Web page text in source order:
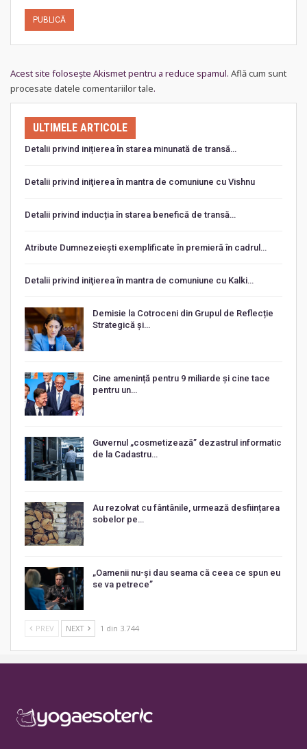
Acest site folosește Akismet pentru a reduce spamul. Află cum sunt
procesate datele comentariilor tale.
ULTIMELE ARTICOLE
Detalii privind inițierea în starea minunată de transă…
Detalii privind iniţierea în mantra de comuniune cu Vishnu
Detalii privind inducția în starea benefică de transă…
Atribute Dumnezeiești exemplificate în premieră în cadrul…
Detalii privind iniţierea în mantra de comuniune cu Kalki…
Demisie la Cotroceni din Grupul de Reflecție
Strategică și…
Cine amenință pentru 9 miliarde și cine tace
pentru un…
Guvernul „cosmetizează” dezastrul informatic
de la Cadastru…
Au rezolvat cu fântânile, urmează desființarea
sobelor pe…
„Oamenii nu-și dau seama că ceea ce spun eu
se va petrece”
PREV NEXT 1 din 3.744